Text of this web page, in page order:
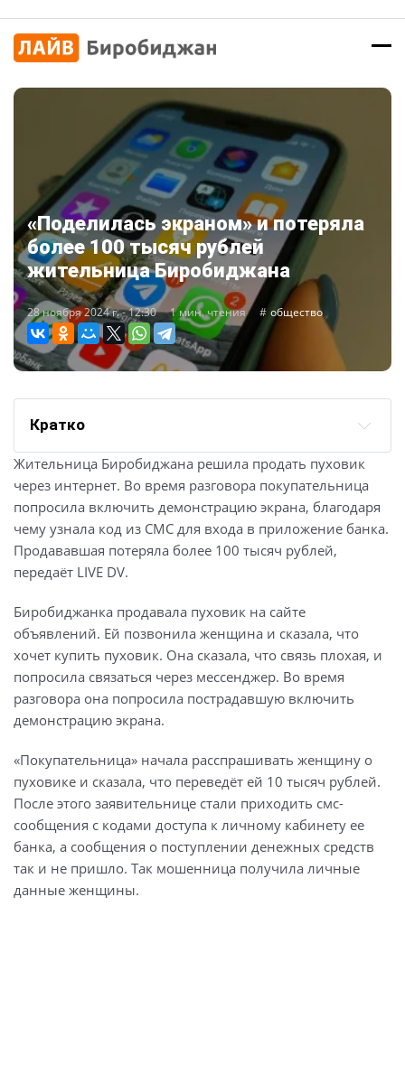
«Поделилась экраном» и потеряла
более 100 тысяч рублей
жительница Биробиджана
28 ноября 2024 г. - 12:30 1 мин. чтения общество
Кратко
Жительница Биробиджана решила продать пуховик
через интернет. Во время разговора покупательница
попросила включить демонстрацию экрана, благодаря
чему узнала код из СМС для входа в приложение банка.
Продававшая потеряла более 100 тысяч рублей,
передаёт LIVE DV.
Биробиджанка продавала пуховик на сайте
объявлений. Ей позвонила женщина и сказала, что
хочет купить пуховик. Она сказала, что связь плохая, и
попросила связаться через мессенджер. Во время
разговора она попросила пострадавшую включить
демонстрацию экрана.
«Покупательница» начала расспрашивать женщину о
пуховике и сказала, что переведёт ей 10 тысяч рублей.
После этого заявительнице стали приходить смс-
сообщения с кодами доступа к личному кабинету ее
банка, а сообщения о поступлении денежных средств
так и не пришло. Так мошенница получила личные
данные женщины.